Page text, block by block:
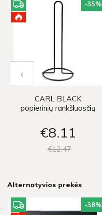
-35%
CARL BLACK
popierinių rankšluosčių
€8 11
€1247
‹
Alternatyvios prekės
-38%